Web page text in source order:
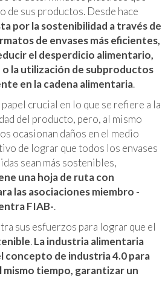
de sus productos. Desde hace
por la sostenibilidad a través de
de envases más eficientes,
el desperdicio alimentario,
la utilización de subproductos
en la cadena alimentaria.
crucial en lo que se refiere a la
del producto, pero, al mismo
ocasionan daños en el medio
de lograr que todos los envases
sean más sostenibles,
una hoja de ruta con
las asociaciones miembro -
FIAB-.
sus esfuerzos para lograr que el
.La industria alimentaria
concepto de industria 4.0 para
mismo tiempo, garantizar un